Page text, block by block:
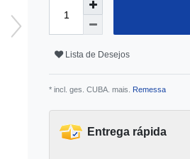
Lista de Desejos
* incl. ges. CUBA. mais. Remessa
Entrega rápida